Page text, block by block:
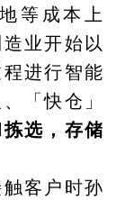
等成本上
业开始以
进行智能
「快仓」
选，存储
客户时孙